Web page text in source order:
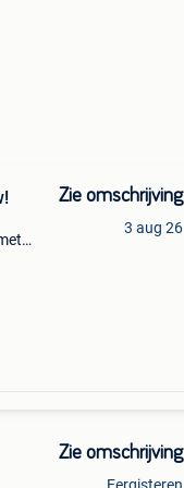
Zie omschrijving
3 aug 26
Zie omschrijving